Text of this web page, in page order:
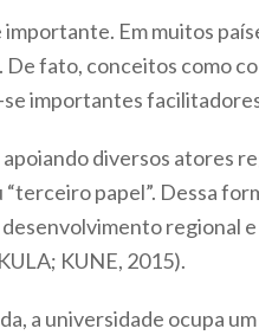
Em muitos
fato, conceitos como
importantes
diversos atores
papel”. Dessa
regional
KUNE, 2015).
a universidade ocupa